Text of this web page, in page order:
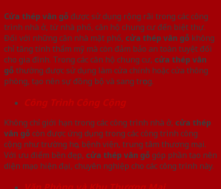
Cửa thép vân gỗ được sử dụng rộng rãi trong các công
trình nhà ở, từ nhà phố, căn hộ chung cư đến biệt thự.
Đối với những căn nhà mặt phố, cửa thép vân gỗ không
chỉ tăng tính thẩm mỹ mà còn đảm bảo an toàn tuyệt đối
cho gia đình. Trong các căn hộ chung cư, cửa thép vân
gỗ thường được sử dụng làm cửa chính hoặc cửa thông
phòng, tạo nên sự đồng bộ và sang trọng.
Công Trình Công Cộng
Không chỉ giới hạn trong các công trình nhà ở, cửa thép
vân gỗ còn được ứng dụng trong các công trình công
cộng như trường học, bệnh viện, trung tâm thương mại.
Với ưu điểm bền đẹp, cửa thép vân gỗ góp phần tạo nên
diện mạo hiện đại, chuyên nghiệp cho các công trình này.